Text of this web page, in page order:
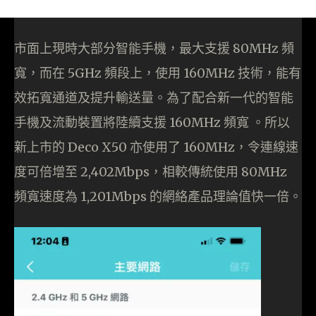
市面上現時大部分智能手機，最大支援 80MHz 頻
寬，而在 5GHz 頻段上，使用 160MHz 技術，能有
效拓寬通道及提升輸送量。為了配合新一代的智能
手機及流動裝置將陸續支援 160MHz 頻寬 。所以
新上市的 Deco X50 亦使用了 160MHz，令連線速
度可倍增至 2,402Mbps，相較傳統使用 80MHz
頻寬速度為 1,201Mbps 的網絡產品理論值快一倍。